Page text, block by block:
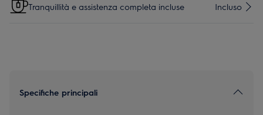
Tranquillità e assistenza completa incluse Incluso
Specifiche principali